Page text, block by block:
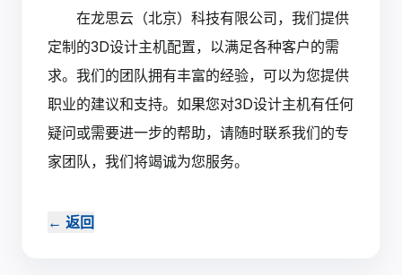
在龙思云（北京）科技有限公司，我们提供
定制的3D设计主机配置，以满足各种客户的需
求。我们的团队拥有丰富的经验，可以为您提供
职业的建议和支持。如果您对3D设计主机有任何
疑问或需要进一步的帮助，请随时联系我们的专
家团队，我们将竭诚为您服务。‍
← 返回